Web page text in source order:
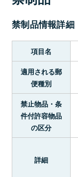
禁制品情報詳細
項目名
適用される郵
便種別
禁止物品・条
件付許容物品
の区分
詳細